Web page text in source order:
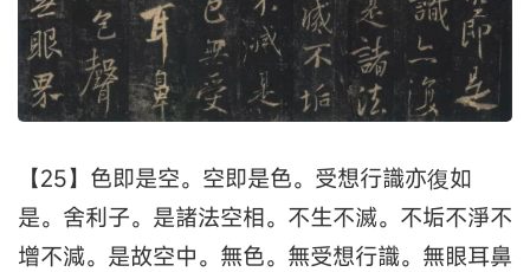
【25】色即是空。空即是色。受想行識亦復如
是。舍利子。是諸法空相。不生不滅。不垢不淨不
增不減。是故空中。無色。無受想行識。無眼耳鼻